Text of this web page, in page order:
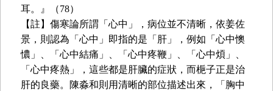
耳。』（78）
【註】傷寒論所謂「心中」，病位並不清晰，依姜佐
景，則認為「心中」即指的是「肝」，例如「心中懊
憹」、「心中結痛」、「心中疼鞭」、「心中煩」、
「心中疼熱」，這些都是肝臟的症狀，而梔子正是治
肝的良藥。陳淼和則用清晰的部位描述出來，「胸中